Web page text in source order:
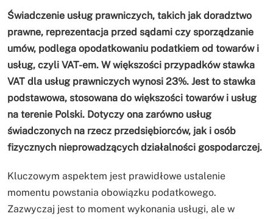
Świadczenie usług prawniczych, takich jak doradztwo
prawne, reprezentacja przed sądami czy sporządzanie
umów, podlega opodatkowaniu podatkiem od towarów i
usług, czyli VAT-em. W większości przypadków stawka
VAT dla usług prawniczych wynosi 23%. Jest to stawka
podstawowa, stosowana do większości towarów i usług
na terenie Polski. Dotyczy ona zarówno usług
świadczonych na rzecz przedsiębiorców, jak i osób
fizycznych nieprowadzących działalności gospodarczej.
Kluczowym aspektem jest prawidłowe ustalenie
momentu powstania obowiązku podatkowego.
Zazwyczaj jest to moment wykonania usługi, ale w